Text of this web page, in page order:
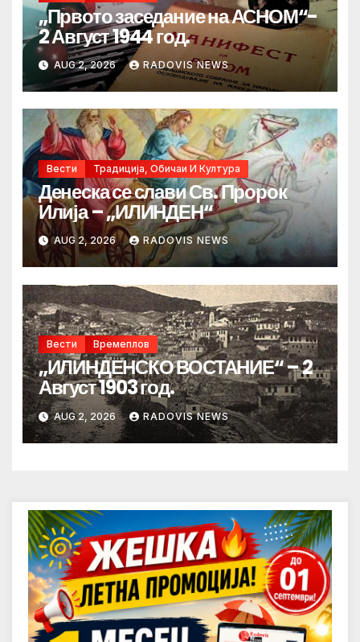
„Првото заседание на АСНОМ“-
2 Август 1944 год.
AUG 2, 2026 RADOVIS NEWS
Вести Традиција, Обичаи И Култура
Денеска се слави Св. Пророк
Илија – „ИЛИНДЕН“
AUG 2, 2026 RADOVIS NEWS
Вести Времеплов
„ИЛИНДЕНСКО ВОСТАНИЕ“ – 2
Август 1903 год.
AUG 2, 2026 RADOVIS NEWS